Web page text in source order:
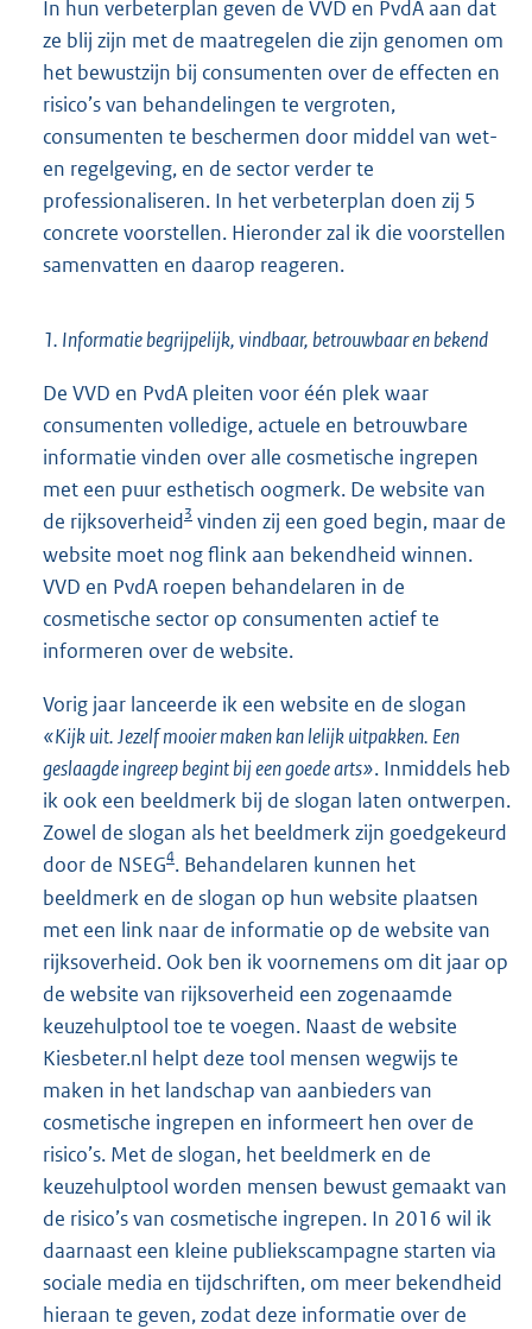
In hun verbeterplan geven de VVD en PvdA aan dat
ze blij zijn met de maatregelen die zijn genomen om
het bewustzijn bij consumenten over de effecten en
risico’s van behandelingen te vergroten,
consumenten te beschermen door middel van wet-
en regelgeving, en de sector verder te
professionaliseren. In het verbeterplan doen zij 5
concrete voorstellen. Hieronder zal ik die voorstellen
samenvatten en daarop reageren.
1. Informatie begrijpelijk, vindbaar, betrouwbaar en bekend
De VVD en PvdA pleiten voor één plek waar
consumenten volledige, actuele en betrouwbare
informatie vinden over alle cosmetische ingrepen
met een puur esthetisch oogmerk. De website van
de rijksoverheid3 vinden zij een goed begin, maar de
website moet nog flink aan bekendheid winnen.
VVD en PvdA roepen behandelaren in de
cosmetische sector op consumenten actief te
informeren over de website.
Vorig jaar lanceerde ik een website en de slogan
«Kijk uit. Jezelf mooier maken kan lelijk uitpakken. Een
geslaagde ingreep begint bij een goede arts». Inmiddels heb
ik ook een beeldmerk bij de slogan laten ontwerpen.
Zowel de slogan als het beeldmerk zijn goedgekeurd
door de NSEG4. Behandelaren kunnen het
beeldmerk en de slogan op hun website plaatsen
met een link naar de informatie op de website van
rijksoverheid. Ook ben ik voornemens om dit jaar op
de website van rijksoverheid een zogenaamde
keuzehulptool toe te voegen. Naast de website
Kiesbeter.nl helpt deze tool mensen wegwijs te
maken in het landschap van aanbieders van
cosmetische ingrepen en informeert hen over de
risico’s. Met de slogan, het beeldmerk en de
keuzehulptool worden mensen bewust gemaakt van
de risico’s van cosmetische ingrepen. In 2016 wil ik
daarnaast een kleine publiekscampagne starten via
sociale media en tijdschriften, om meer bekendheid
hieraan te geven, zodat deze informatie over de